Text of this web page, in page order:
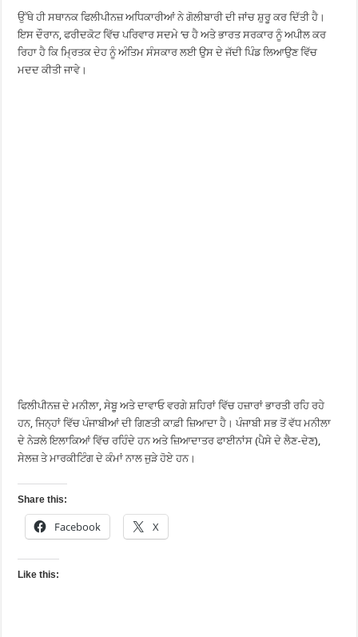
ਉੱਥੇ ਹੀ ਸਥਾਨਕ ਫਿਲੀਪੀਨਜ਼ ਅਧਿਕਾਰੀਆਂ ਨੇ ਗੋਲੀਬਾਰੀ ਦੀ ਜਾਂਚ ਸ਼ੁਰੂ ਕਰ ਦਿੱਤੀ ਹੈ।
ਇਸ ਦੌਰਾਨ, ਫਰੀਦਕੋਟ ਵਿੱਚ ਪਰਿਵਾਰ ਸਦਮੇ ‘ਚ ਹੈ ਅਤੇ ਭਾਰਤ ਸਰਕਾਰ ਨੂੰ ਅਪੀਲ ਕਰ
ਰਿਹਾ ਹੈ ਕਿ ਮ੍ਰਿਤਕ ਦੇਹ ਨੂੰ ਅੰਤਿਮ ਸੰਸਕਾਰ ਲਈ ਉਸ ਦੇ ਜੱਦੀ ਪਿੰਡ ਲਿਆਉਣ ਵਿੱਚ
ਮਦਦ ਕੀਤੀ ਜਾਵੇ।
ਫਿਲੀਪੀਨਜ਼ ਦੇ ਮਨੀਲਾ, ਸੇਬੂ ਅਤੇ ਦਾਵਾਓ ਵਰਗੇ ਸ਼ਹਿਰਾਂ ਵਿੱਚ ਹਜ਼ਾਰਾਂ ਭਾਰਤੀ ਰਹਿ ਰਹੇ
ਹਨ, ਜਿਨ੍ਹਾਂ ਵਿੱਚ ਪੰਜਾਬੀਆਂ ਦੀ ਗਿਣਤੀ ਕਾਫ਼ੀ ਜ਼ਿਆਦਾ ਹੈ। ਪੰਜਾਬੀ ਸਭ ਤੋਂ ਵੱਧ ਮਨੀਲਾ
ਦੇ ਨੇੜਲੇ ਇਲਾਕਿਆਂ ਵਿੱਚ ਰਹਿੰਦੇ ਹਨ ਅਤੇ ਜ਼ਿਆਦਾਤਰ ਫਾਈਨਾਂਸ (ਪੈਸੇ ਦੇ ਲੈਣ-ਦੇਣ),
ਸੇਲਜ਼ ਤੇ ਮਾਰਕੀਟਿੰਗ ਦੇ ਕੰਮਾਂ ਨਾਲ ਜੁੜੇ ਹੋਏ ਹਨ।
Share this:
Facebook X
Like this: